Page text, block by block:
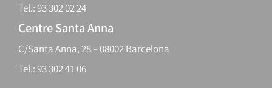
Tel.: 93 302 02 24
Centre Santa Anna
C/Santa Anna, 28 – 08002 Barcelona
Tel.: 93 302 41 06